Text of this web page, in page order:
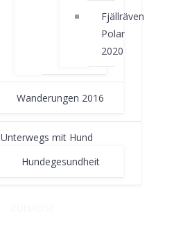
Fjällräven
Polar
2020
Wanderungen 2016
Unterwegs mit Hund
Hundegesundheit